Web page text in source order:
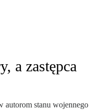
a zastępca
autorom stanu wojennego